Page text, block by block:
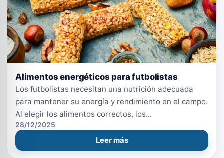
Alimentos energéticos para futbolistas
Los futbolistas necesitan una nutrición adecuada
para mantener su energía y rendimiento en el campo.
Al elegir los alimentos correctos, los...
28/12/2025
Leer más